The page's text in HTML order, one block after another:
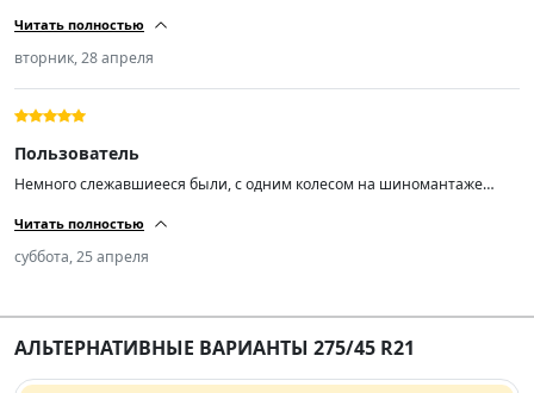
минимальная спасибо продавцу!
Читать полностью
вторник, 28 апреля
Пользователь
Немного слежавшиееся были, с одним колесом на шиномантаже
Читать полностью
суббота, 25 апреля
АЛЬТЕРНАТИВНЫЕ ВАРИАНТЫ 275/45 R21